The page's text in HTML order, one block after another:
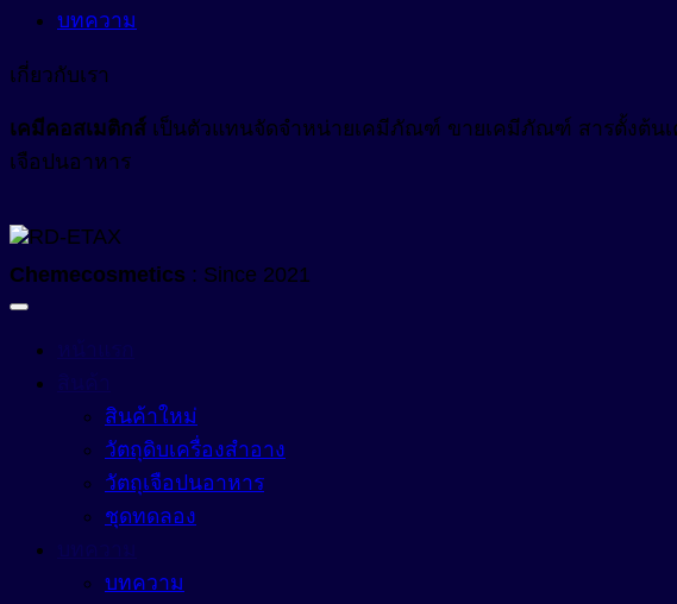
W/Si Emulsifier
สารออกฤทธิ์ (Active)
Anti Stress Repair
Anti-Allergy
Anti-Hair Loss
Anti-Inflammation
Anti-Irritation
สารเพิ่มการละลาย (Solubilizer)
สารเพิ่มความข้น ในน้ำยาปรับผ้านุ่ม (Fabric Softener)
สารเพิ่มความทึบแสง (Opacifying Agent)
สารเพิ่มคุณสมบัติกันน้ำ (Waterproofing Agent)
สารให้ความชุ่มชื้น (Emollient)
บทความ
เกี่ยวกับเรา
เคมีคอสเมติกส์ เป็นตัวแทนจัดจำหน่ายเคมีภัณฑ์ ขายเคมีภัณฑ์ สารตั้งต้นเ
เจือปนอาหาร
Chemecosmetics : Since 2021
สินค้าใหม่
วัตถุดิบเครื่องสำอาง
วัตถุเจือปนอาหาร
ชุดทดลอง
บทความ